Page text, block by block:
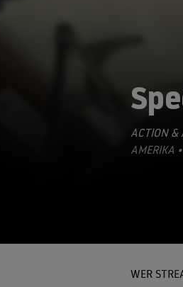
ACTION &
AMERIKA
WER